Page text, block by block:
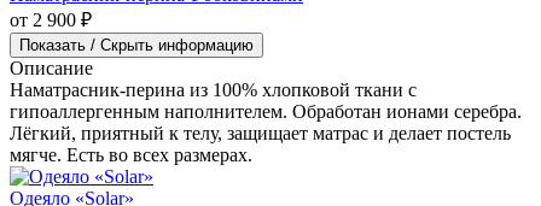
Наматрасник влагонепроницаемый с боковинами
от 3 200 ₽
Показать / Скрыть информацию
Описание
Влагонепроницаемый наматрасник пошит из мягкого
трикотажа, вторая сторона — влагозащитный слой. Крепится
с помощью боковин из хлопка. Пропускает воздух.